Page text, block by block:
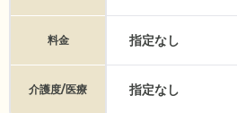
料金 指定なし
介護度/医療 指定なし